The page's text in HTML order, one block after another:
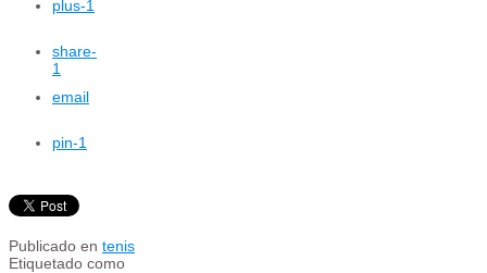
plus-1
share-
1
email
pin-1
Publicado en tenis
Etiquetado como